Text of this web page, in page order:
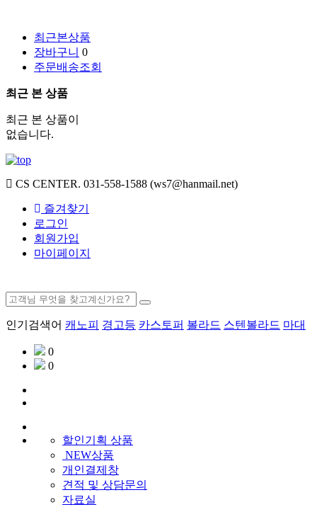
최근본상품
장바구니 0
주문배송조회
최근 본 상품
최근 본 상품이
없습니다.
CS CENTER. 031-558-1588 (ws7@hanmail.net)
즐겨찾기
로그인
회원가입
마이페이지
인기검색어 캐노피 경고등 카스토퍼 볼라드 스텐볼라드 마대
0
0
할인기획 상품
NEW상품
개인결제창
견적 및 상담문의
자료실